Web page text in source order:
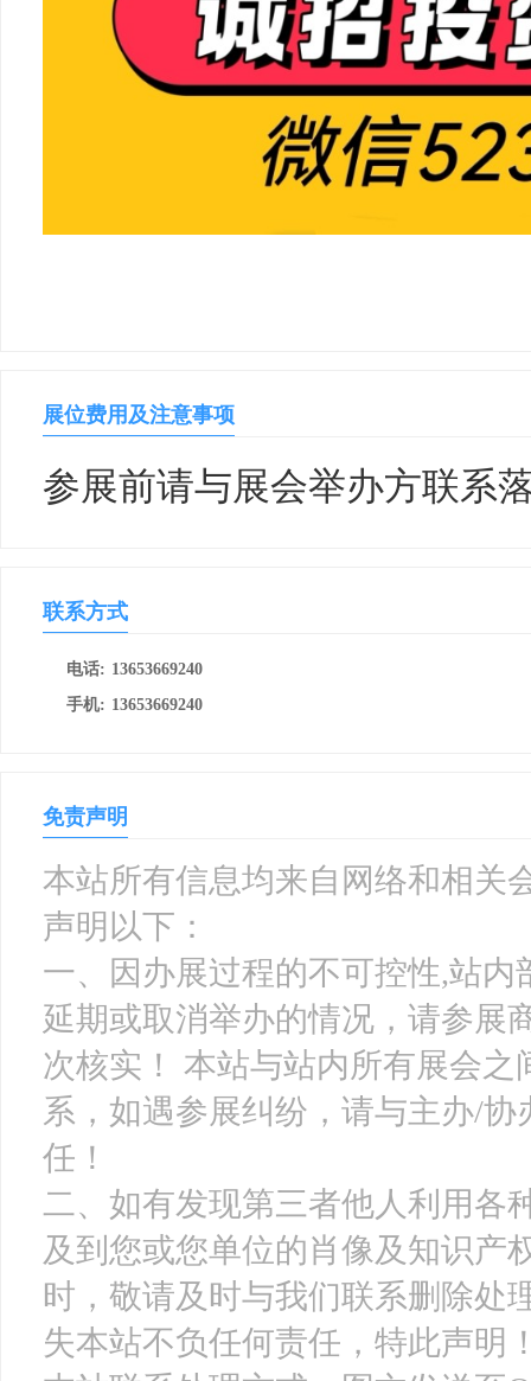
展位费用及注意事项
参展前请与展会举办方联系
联系方式
电话: 13653669240
手机: 13653669240
免责声明
本站所有信息均来自网络和相关
声明以下：
一、因办展过程的不可控性,站
延期或取消举办的情况，请参展
次核实！ 本站与站内所有展会
系，如遇参展纠纷，请与主办/
任！
二、如有发现第三者他人利用各
及到您或您单位的肖像及知识产
时，敬请及时与我们联系删除处
失本站不负任何责任，特此声明